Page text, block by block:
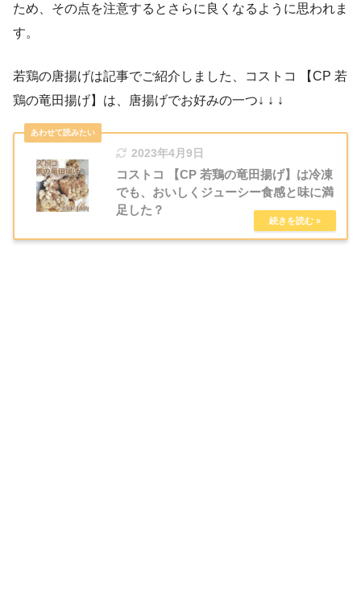
ため、その点を注意するとさらに良くなるように思われま
す。
若鶏の唐揚げは記事でご紹介しました、コストコ 【CP 若
鶏の竜田揚げ】は、唐揚げでお好みの一つ↓ ↓ ↓
2023年4月9日
コストコ 【CP 若鶏の竜田揚げ】は冷凍
でも、おいしくジューシー食感と味に満
足した？